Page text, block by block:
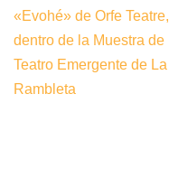
«Evohé» de Orfe Teatre,
dentro de la Muestra de
Teatro Emergente de La
Rambleta